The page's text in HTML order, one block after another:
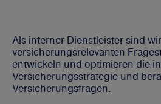
Als interner Dienstleister sind
versicherungsrelevanten
entwickeln und optimieren die
Versicherungsstrategie und
Versicherungsfragen.